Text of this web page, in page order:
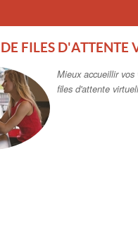
FILES D'ATTENTE
Mieux accueillir
files d'attente